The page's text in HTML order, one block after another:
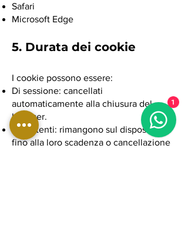
Safari
Microsoft Edge
5. Durata dei cookie
I cookie possono essere:
Di sessione: cancellati
automaticamente alla chiusura del
browser.
Persistenti: rimangono sul dispositivo
fino alla loro scadenza o cancellazione
1